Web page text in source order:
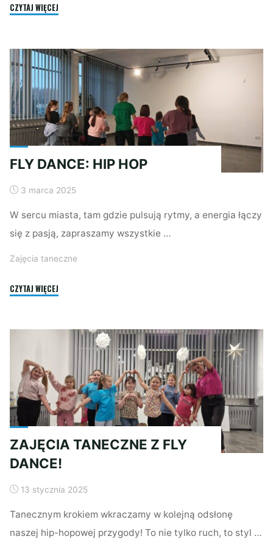
CZYTAJ WIĘCEJ
FLY
DANCE"
FLY DANCE: HIP HOP
3 marca 2025
W sercu miasta, tam gdzie pulsują rytmy, a energia łączy
się z pasją, zapraszamy wszystkie …
Zajęcia taneczne
CZYTAJ WIĘCEJ
ZAJĘCIA TANECZNE Z FLY
DANCE!
13 stycznia 2025
Tanecznym krokiem wkraczamy w kolejną odsłonę
naszej hip-hopowej przygody! To nie tylko ruch, to styl …